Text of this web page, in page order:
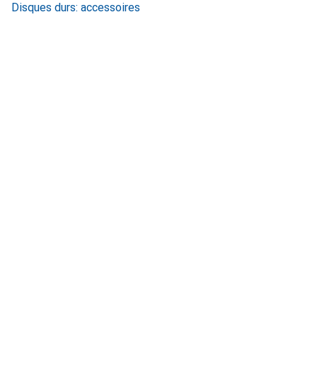
Disques durs: accessoires